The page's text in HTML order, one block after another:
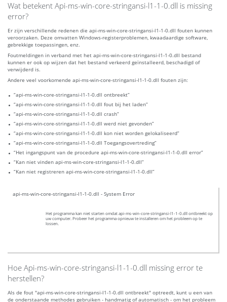
Wat betekent Api-ms-win-core-stringansi-l1-1-0.dll is missing
error?
Er zijn verschillende redenen die api-ms-win-core-stringansi-l1-1-0.dll fouten kunnen
veroorzaken. Deze omvatten Windows-registerproblemen, kwaadaardige software,
gebrekkige toepassingen, enz.
Foutmeldingen in verband met het api-ms-win-core-stringansi-l1-1-0.dll bestand
kunnen er ook op wijzen dat het bestand verkeerd geïnstalleerd, beschadigd of
verwijderd is.
Andere veel voorkomende api-ms-win-core-stringansi-l1-1-0.dll fouten zijn:
“api-ms-win-core-stringansi-l1-1-0.dll ontbreekt”
“api-ms-win-core-stringansi-l1-1-0.dll fout bij het laden”
“api-ms-win-core-stringansi-l1-1-0.dll crash”
“api-ms-win-core-stringansi-l1-1-0.dll werd niet gevonden”
“api-ms-win-core-stringansi-l1-1-0.dll kon niet worden gelokaliseerd”
“api-ms-win-core-stringansi-l1-1-0.dll Toegangsovertreding”
“Het ingangspunt van de procedure api-ms-win-core-stringansi-l1-1-0.dll error”
“Kan niet vinden api-ms-win-core-stringansi-l1-1-0.dll”
“Kan niet registreren api-ms-win-core-stringansi-l1-1-0.dll”
api-ms-win-core-stringansi-l1-1-0.dll - System Error
Het programma kan niet starten omdat api-ms-win-core-stringansi-l1-1-0.dll ontbreekt op
uw computer. Probeer het programma opnieuw te installeren om het probleem op te
lossen.
Hoe Api-ms-win-core-stringansi-l1-1-0.dll missing error te
herstellen?
Als de fout "api-ms-win-core-stringansi-l1-1-0.dll ontbreekt" optreedt, kunt u een van
de onderstaande methodes gebruiken - handmatig of automatisch - om het probleem